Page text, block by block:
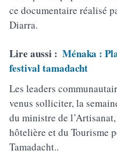
ce documentaire réalisé
Diarra.
Lire aussi : Ménaka :
festival tamadacht
Les leaders
venus solliciter, la
du ministre de
hôtelière et du Tourisme
Tamadacht..